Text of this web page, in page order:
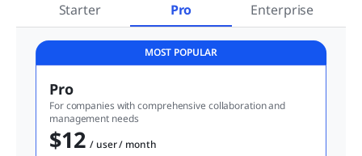
Starter Pro Enterprise
MOST POPULAR
Pro
For companies with comprehensive collaboration and
management needs
$12
  / user / month